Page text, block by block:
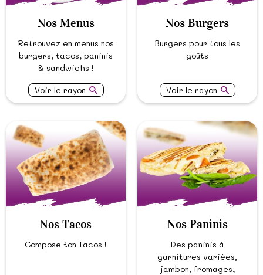
Nos Menus
Retrouvez en menus nos
burgers, tacos, paninis
& sandwichs !
Voir le rayon
Nos Burgers
Burgers pour tous les
goûts
Voir le rayon
Nos Tacos
Compose ton Tacos !
Nos Paninis
Des paninis à
garnitures variées,
jambon, fromages,